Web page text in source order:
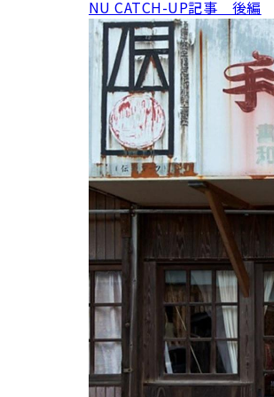
キャンパス案内
新たなタグライン、VIについて
学科／
専攻
科／情
報科学
専攻
数学科
／専攻
地理学
専攻
日本大学短期大学部（理工学部併
設・船橋校舎）
行きたい学科を選べる
総合型選抜
帰国生選抜/外国人留学生選抜
入学者納入金
令和9年度 入学者選抜日程
NU就職ナビ
インターンシップについて
NU CATCH-UP記事 後編